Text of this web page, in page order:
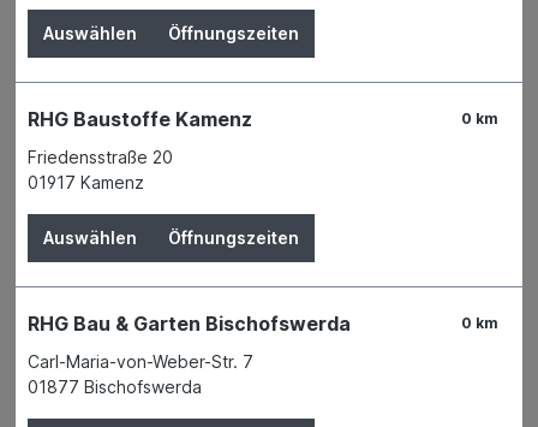
Der Preis wird erst nach Wahl einer Filiale
angezeigt.
Auswählen Öffnungszeiten
0 km
RHG Baustoffe Kamenz
Friedensstraße 20
01917 Kamenz
Auswählen Öffnungszeiten
0 km
RHG Bau & Garten Bischofswerda
Carl-Maria-von-Weber-Str. 7
01877 Bischofswerda